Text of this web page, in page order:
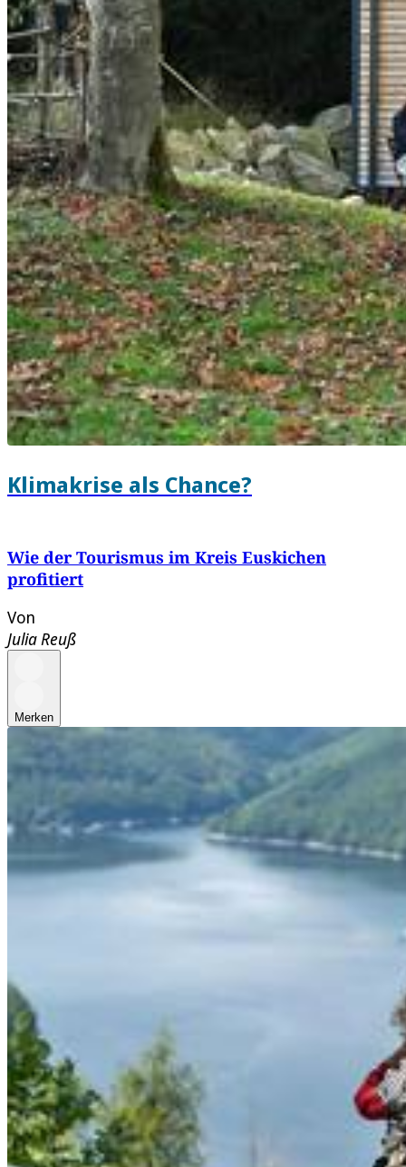
Klimakrise als Chance?
Wie der Tourismus im Kreis Euskichen
profitiert
Von
Julia Reuß
Merken